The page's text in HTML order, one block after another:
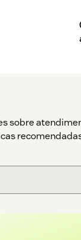
sobre